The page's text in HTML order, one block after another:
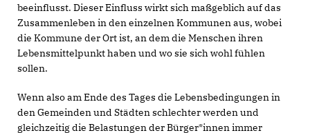
beeinflusst. Dieser Einfluss wirkt sich maßgeblich auf das
Zusammenleben in den einzelnen Kommunen aus, wobei
die Kommune der Ort ist, an dem die Menschen ihren
Lebensmittelpunkt haben und wo sie sich wohl fühlen
sollen.
Wenn also am Ende des Tages die Lebensbedingungen in
den Gemeinden und Städten schlechter werden und
gleichzeitig die Belastungen der Bürger*innen immer